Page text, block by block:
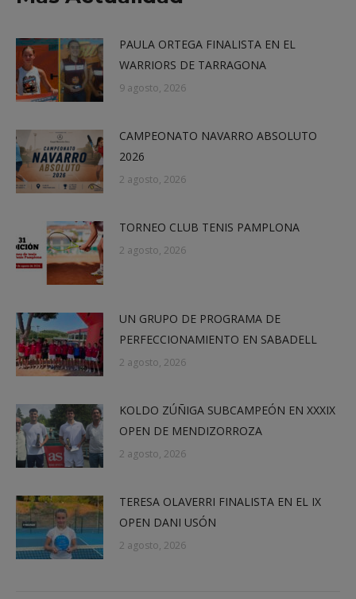
PAULA ORTEGA FINALISTA EN EL
WARRIORS DE TARRAGONA
9 agosto, 2026
CAMPEONATO NAVARRO ABSOLUTO
2026
2 agosto, 2026
TORNEO CLUB TENIS PAMPLONA
2 agosto, 2026
UN GRUPO DE PROGRAMA DE
PERFECCIONAMIENTO EN SABADELL
2 agosto, 2026
KOLDO ZÚÑIGA SUBCAMPEÓN EN XXXIX
OPEN DE MENDIZORROZA
2 agosto, 2026
TERESA OLAVERRI FINALISTA EN EL IX
OPEN DANI USÓN
2 agosto, 2026